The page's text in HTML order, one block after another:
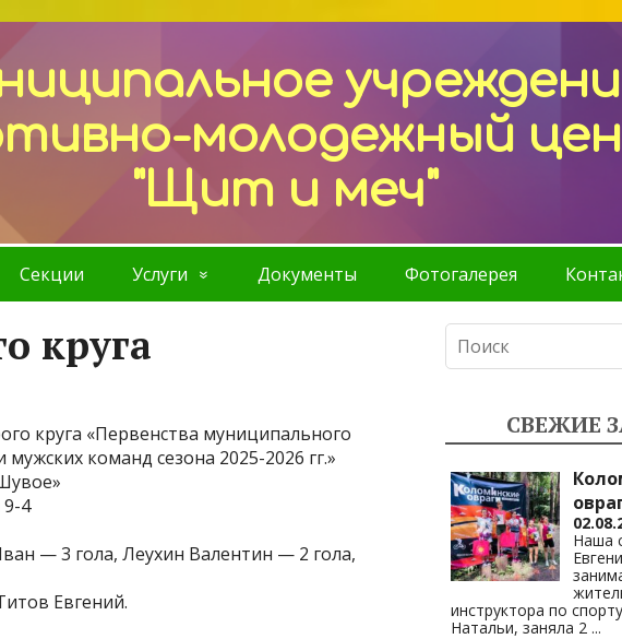
молодежный
"Щит и меч"
Секции Услуги Документы Фотогалерея
круга
круга «Первенства муниципального
команд сезона 2025-2026 гг.»
4
— 3 гола, Леухин Валентин — 2 гола,
Евгений.
СВЕЖИЕ
Наша
инструктора по
Натальи, заняла 2 ...